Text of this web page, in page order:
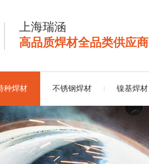
上海瑞涵
高品质焊材全品类供应商
种焊材 不锈钢焊材 镍基焊材